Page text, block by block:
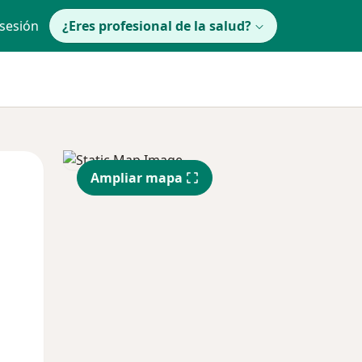
¿Eres profesional de la salud?
Mar
11 Ago
Mié
12 Ago
Ampliar mapa